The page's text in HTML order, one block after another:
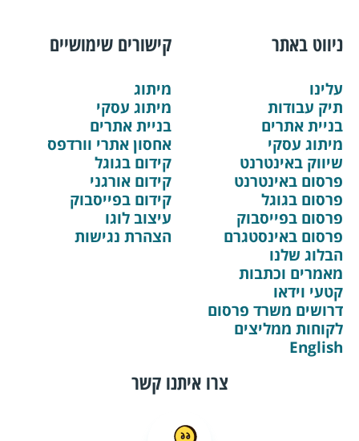
ניווט באתר
עלינו
תיק עבודות
בניית אתרים
מיתוג עסקי
שיווק באינטרנט
פרסום באינטרנט
פרסום בגוגל
פרסום בפייסבוק
פרסום באינסטגרם
הבלוג שלנו
מאמרים וכתבות
קטעי וידאו
דרושים משרד פרסום
לקוחות ממליצים
English
קישורים שימושיים
מיתוג
מיתוג עסקי
בניית אתרים
אחסון אתרי וורדפס
קידום בגוגל
קידום אורגני
קידום בפייסבוק
עיצוב לוגו
הצהרת נגישות
צרו איתנו קשר